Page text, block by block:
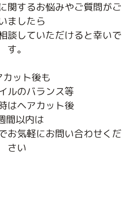
関するお悩みやご質問がご
ましたら
談していただけると幸いで
す。
カット後も
ルのバランス等
はヘアカット後
間以内は
お気軽にお問い合わせくだ
さい